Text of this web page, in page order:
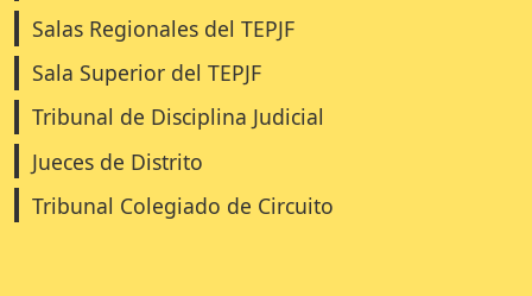
Salas Regionales del TEPJF
Sala Superior del TEPJF
Tribunal de Disciplina Judicial
Jueces de Distrito
Tribunal Colegiado de Circuito